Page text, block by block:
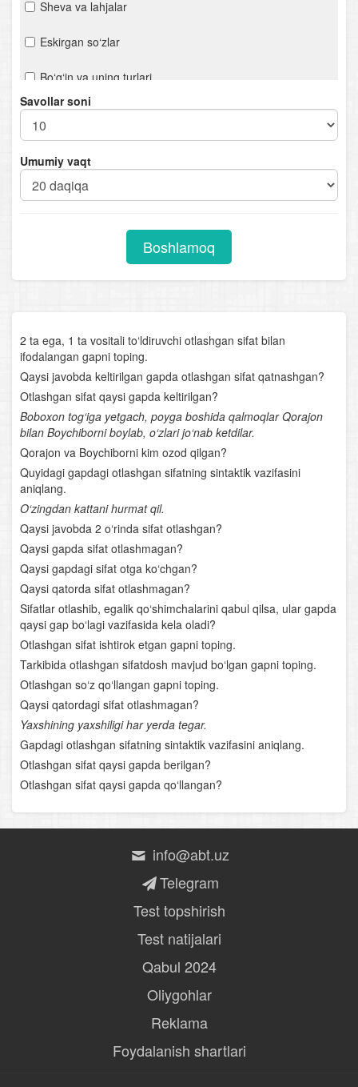
Sheva va lahjalar
Eskirgan so‘zlar
Bo‘g‘in va uning turlari
Urg‘u
Mustaqil so‘z turkumlari
Fe’llarning tuzilishiga ko'ra turlari
Undov so‘zlar
Gap
Uyushiq bo‘lakli gaplar
Gapning tuzilish jihatdan turlari. Sodda gap
Bog‘lovchisiz bog‘langan qo‘shma gap
Adabiyot – so‘z san’ati
Qofiya va boshqa she’riy unsurlar
“Kuntug‘mish” dostoni
“Rustamxon” dostoni
Ahmad Yassaviy
O‘rta Osiyoning qomusiy olimlari
Nosiriddin Burhoniddin o‘g‘li Rabg‘uziy
Lutfiy
“Xamsa”chilik tarixidan
Alisher Navoiyning hayoti va ijodi
Navoiyning “Xamsa” asari
Boburning “Boburnoma” asari
Savollar soni
Umumiy vaqt
Boshlamoq
2 ta ega, 1 ta vositali to‘ldiruvchi otlashgan sifat bilan
ifodalangan gapni toping.
Qaysi javobda keltirilgan gapda otlashgan sifat qatnashgan?
Otlashgan sifat qaysi gapda keltirilgan?
Boboxon tog‘iga yetgach, poyga boshida qalmoqlar Qorajon
bilan Boychiborni boylab, o‘zlari jo‘nab ketdilar.
Qorajon va Boychiborni kim ozod qilgan?
Quyidagi gapdagi otlashgan sifatning sintaktik vazifasini
aniqlang.
O‘zingdan kattani hurmat qil.
Qaysi javobda 2 o‘rinda sifat otlashgan?
Qaysi gapda sifat otlashmagan?
Qaysi gapdagi sifat otga ko‘chgan?
Qaysi qatorda sifat otlashmagan?
Sifatlar otlashib, egalik qo‘shimchalarini qabul qilsa, ular gapda
qaysi gap bo‘lagi vazifasida kela oladi?
Otlashgan sifat ishtirok etgan gapni toping.
Tarkibida otlashgan sifatdosh mavjud bo‘lgan gapni toping.
Otlashgan so‘z qo‘llangan gapni toping.
Qaysi qatordagi sifat otlashmagan?
Yaxshining yaxshiligi har yerda tegar.
Gapdagi otlashgan sifatning sintaktik vazifasini aniqlang.
Otlashgan sifat qaysi gapda berilgan?
Otlashgan sifat qaysi gapda qo‘llangan?
info@abt.uz
Telegram
Test topshirish
Test natijalari
Qabul 2024
Oliygohlar
Reklama
Foydalanish shartlari